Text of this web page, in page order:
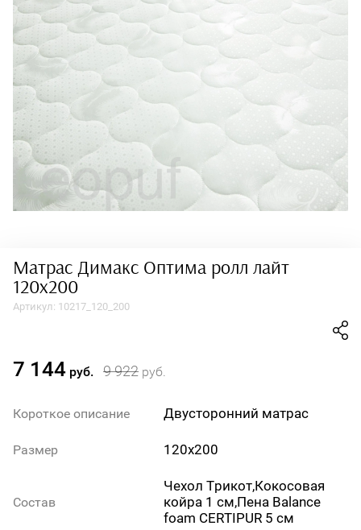
Матрас Димакс Оптима ролл лайт
120х200
Артикул: 10217_120_200
7 144 руб. 9 922 руб.
Короткое описание Двусторонний матрас
Размер 120х200
Состав
Чехол Трикот,Кокосовая
койра 1 см,Пена Balance
foam CERTIPUR 5 см